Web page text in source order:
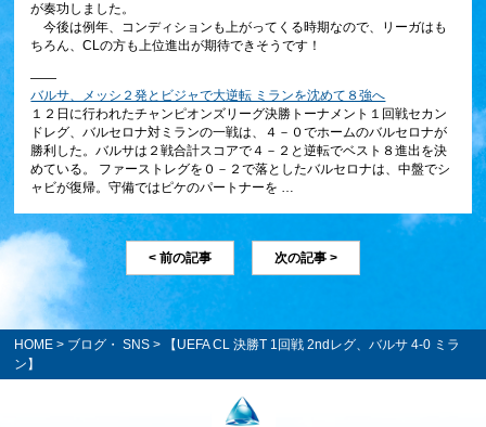
が奏功しました。
今後は例年、コンディションも上がってくる時期なので、リーガはも
ちろん、CLの方も上位進出が期待できそうです！
――
バルサ、メッシ２発とビジャで大逆転 ミランを沈めて８強へ
１２日に行われたチャンピオンズリーグ決勝トーナメント１回戦セカン
ドレグ、バルセロナ対ミランの一戦は、４－０でホームのバルセロナが
勝利した。バルサは２戦合計スコアで４－２と逆転でベスト８進出を決
めている。 ファーストレグを０－２で落としたバルセロナは、中盤でシ
ャビが復帰。守備ではピケのパートナーを …
< 前の記事 次の記事 >
HOME > ブログ・ SNS > 【UEFA CL 決勝T 1回戦 2ndレグ、バルサ 4-0 ミラ
ン】